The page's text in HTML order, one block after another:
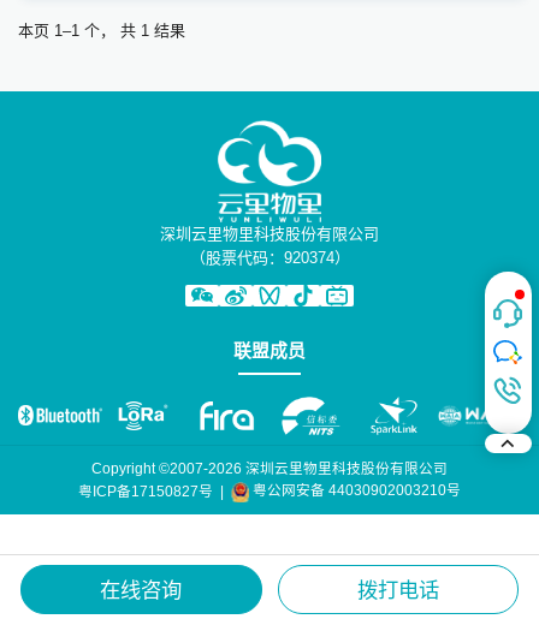
本页 1–1 个， 共 1 结果
深圳云里物里科技股份有限公司
（股票代码：920374）
联盟成员
Copyright ©2007-2026 深圳云里物里科技股份有限公司
粤ICP备17150827号 | 粤公网安备 44030902003210号
在线咨询 拨打电话